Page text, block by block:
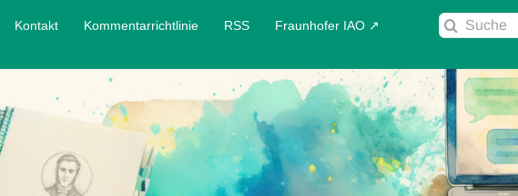
Kontakt Kommentarrichtlinie RSS Fraunhofer IAO ↗
Suche